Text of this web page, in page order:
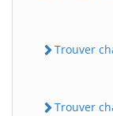
Trouver
Trouver